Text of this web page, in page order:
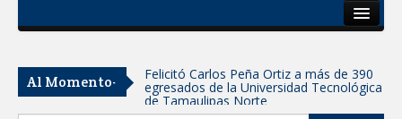
Del Estado
Secciones
Al Momento- Felicitó Carlos Peña Ortiz a más de 390
egresados de la Universidad Tecnológica
de Tamaulipas Norte